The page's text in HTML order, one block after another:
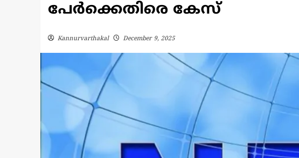
പേർക്കെതിരെ കേസ്
Kannurvarthakal December 9, 2025